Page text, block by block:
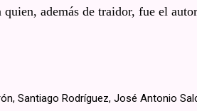
quien, además de traidor, fue el
Santiago Rodríguez, José Antonio